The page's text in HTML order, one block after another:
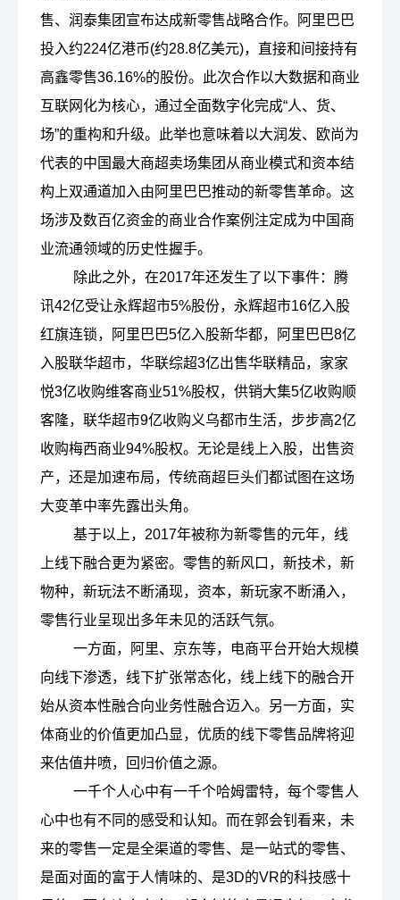
售、润泰集团宣布达成新零售战略合作。阿里巴巴
投入约224亿港币(约28.8亿美元)，直接和间接持有
高鑫零售36.16%的股份。此次合作以大数据和商业
互联网化为核心，通过全面数字化完成“人、货、
场”的重构和升级。此举也意味着以大润发、欧尚为
代表的中国最大商超卖场集团从商业模式和资本结
构上双通道加入由阿里巴巴推动的新零售革命。这
场涉及数百亿资金的商业合作案例注定成为中国商
业流通领域的历史性握手。
除此之外，在2017年还发生了以下事件： 腾
讯42亿受让永辉超市5%股份，永辉超市16亿入股
红旗连锁，阿里巴巴5亿入股新华都，阿里巴巴8亿
入股联华超市，华联综超3亿出售华联精品，家家
悦3亿收购维客商业51%股权，供销大集5亿收购顺
客隆，联华超市9亿收购义乌都市生活，步步高2亿
收购梅西商业94%股权。无论是线上入股，出售资
产，还是加速布局，传统商超巨头们都试图在这场
大变革中率先露出头角。
基于以上，2017年被称为新零售的元年，线
上线下融合更为紧密。零售的新风口，新技术，新
物种，新玩法不断涌现，资本，新玩家不断涌入，
零售行业呈现出多年未见的活跃气氛。
一方面，阿里、京东等，电商平台开始大规模
向线下渗透，线下扩张常态化，线上线下的融合开
始从资本性融合向业务性融合迈入。另一方面，实
体商业的价值更加凸显，优质的线下零售品牌将迎
来估值井喷，回归价值之源。
一千个人心中有一千个哈姆雷特，每个零售人
心中也有不同的感受和认知。 而在郭会钊看来，未
来的零售一定是全渠道的零售、是一站式的零售、
是面对面的富于人情味的、是3D的VR的科技感十